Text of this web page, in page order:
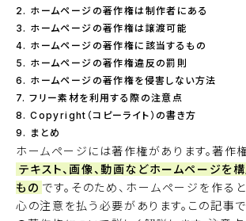
2. ホームページの著作権は制作者にある
3. ホームページの著作権は譲渡可能
4. ホームページの著作権に該当するもの
5. ホームページの著作権違反の罰則
6. ホームページの著作権を侵害しない方法
7. フリー素材を利用する際の注意点
8. Copyright（コピーライト）の書き方
9. まとめ
ホームページには著作権があります。著作
テキスト、画像、動画などホームページを
もの です。そのため、ホームページを作る
心の注意を払う必要があります。この記事